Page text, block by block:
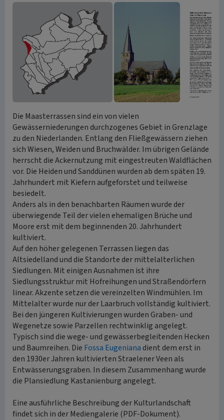
Die Maasterrassen sind ein von vielen
Gewässerniederungen durchzogenes Gebiet in Grenzlage
zu den Niederlanden. Entlang den Fließgewässern ziehen
sich Wiesen, Weiden und Bruchwälder. Im übrigen Gelände
herrscht die Ackernutzung mit eingestreuten Waldflächen
vor. Die Heiden und Sanddünen wurden ab dem späten 19.
Jahrhundert mit Kiefern aufgeforstet und teilweise
besiedelt.
Anders als in den benachbarten Räumen wurde der
überwiegende Teil der vielen ehemaligen Brüche und
Moore erst mit dem beginnenden 20. Jahrhundert
kultiviert.
Auf den höher gelegenen Terrassen liegen das
Altsiedelland und die Standorte der mittelalterlichen
Siedlungen. Mit einigen Ausnahmen ist ihre
Siedlungsstruktur mit Hofreihungen und Straßendörfern
linear. Akzente setzen die vereinzelten Windmühlen. Im
Mittelalter wurde nur der Laarbruch vollständig kultiviert.
Bei den jüngeren Kultivierungen wurden Graben- und
Wegenetze sowie Parzellen rechtwinklig angelegt.
Typisch sind die wege- und gewässerbegleitenden Hecken
und Baumreihen. Die Fossa Eugeniana dient dem erst in
den 1930er Jahren kultivierten Straelener Veen als
Entwässerungsgraben. In diesem Zusammenhang wurde
die Plansiedlung Kastanienburg angelegt.
Eine ausführliche Beschreibung der Kulturlandschaft
findet sich in der Mediengalerie (PDF-Dokument).